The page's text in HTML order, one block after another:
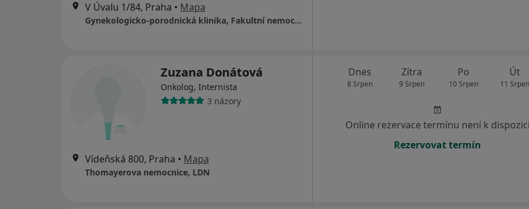
V Úvalu 1/84, Praha • Mapa
Gynekologicko-porodnická klinika, Fakultní nemocnice v Motole
Zuzana Donátová
Onkolog, Internista
3 názory
Vídeňská 800, Praha • Mapa
Thomayerova nemocnice, LDN
Dnes
8 Srpen
Zítra
9 Srpen
Po
10 Srpen
Út
11 Srpen
Online rezervace termínu není k dispozici
Rezervovat termín